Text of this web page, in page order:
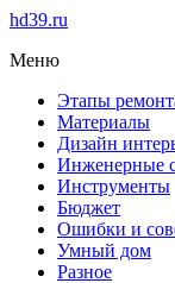
hd39.ru
Меню
Этапы
Материалы
Дизайн
Инженерные
Инструменты
Бюджет
Ошибки и
Умный дом
Разное